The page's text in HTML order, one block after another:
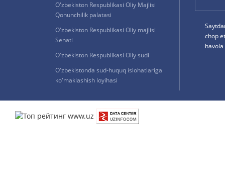
O'zbekiston Respublikasi Oliy Majlisi
Qonunchilik palatasi
O'zbekiston Respublikasi Oliy majlisi
Senati
O'zbekiston Respublikasi Oliy sudi
O'zbekistonda sud-huquq islohatlariga
ko'maklashish loyihasi
chop